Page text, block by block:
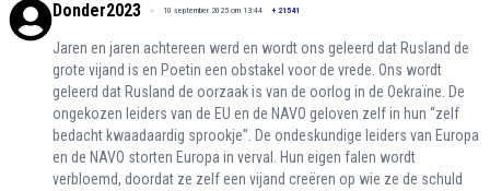
Donder2023 10 september 2025 om 13:44 + 21541
Jaren en jaren achtereen werd en wordt ons geleerd dat Rusland de
grote vijand is en Poetin een obstakel voor de vrede. Ons wordt
geleerd dat Rusland de oorzaak is van de oorlog in de Oekraïne. De
ongekozen leiders van de EU en de NAVO geloven zelf in hun “zelf
bedacht kwaadaardig sprookje”. De ondeskundige leiders van Europa
en de NAVO storten Europa in verval. Hun eigen falen wordt
verbloemd, doordat ze zelf een vijand creëren op wie ze de schuld